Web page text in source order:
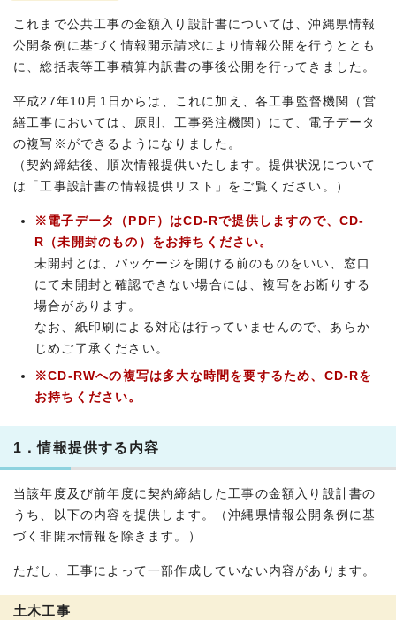
これまで公共工事の金額入り設計書については、沖縄県情報
公開条例に基づく情報開示請求により情報公開を行うととも
に、総括表等工事積算内訳書の事後公開を行ってきました。
平成27年10月1日からは、これに加え、各工事監督機関（営
繕工事においては、原則、工事発注機関）にて、電子データ
の複写※ができるようになりました。
（契約締結後、順次情報提供いたします。提供状況について
は「工事設計書の情報提供リスト」をご覧ください。）
※電子データ（PDF）はCD-Rで提供しますので、CD-
R（未開封のもの）をお持ちください。
未開封とは、パッケージを開ける前のものをいい、窓口
にて未開封と確認できない場合には、複写をお断りする
場合があります。
なお、紙印刷による対応は行っていませんので、あらか
じめご了承ください。
※CD-RWへの複写は多大な時間を要するため、CD-Rを
お持ちください。
1．情報提供する内容
当該年度及び前年度に契約締結した工事の金額入り設計書の
うち、以下の内容を提供します。（沖縄県情報公開条例に基
づく非開示情報を除きます。）
ただし、工事によって一部作成していない内容があります。
土木工事